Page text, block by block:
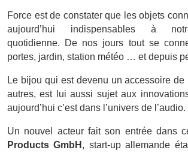
Force est de constater que les objets
aujourd’hui indispensables à
quotidienne. De nos jours tout se
portes, jardin, station météo … et depuis
Le bijou qui est devenu un accessoire de
autres, est lui aussi sujet aux
aujourd’hui c’est dans l’univers de l’audio.
Un nouvel acteur fait son entrée dans
Products GmbH , start-up allemande